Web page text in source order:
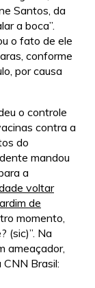
Santos, da
a boca”.
o fato de ele
conforme
por causa
o controle
contra a
do
mandou
a
voltar
de
momento,
(sic)”. Na
ameaçador,
Brasil: